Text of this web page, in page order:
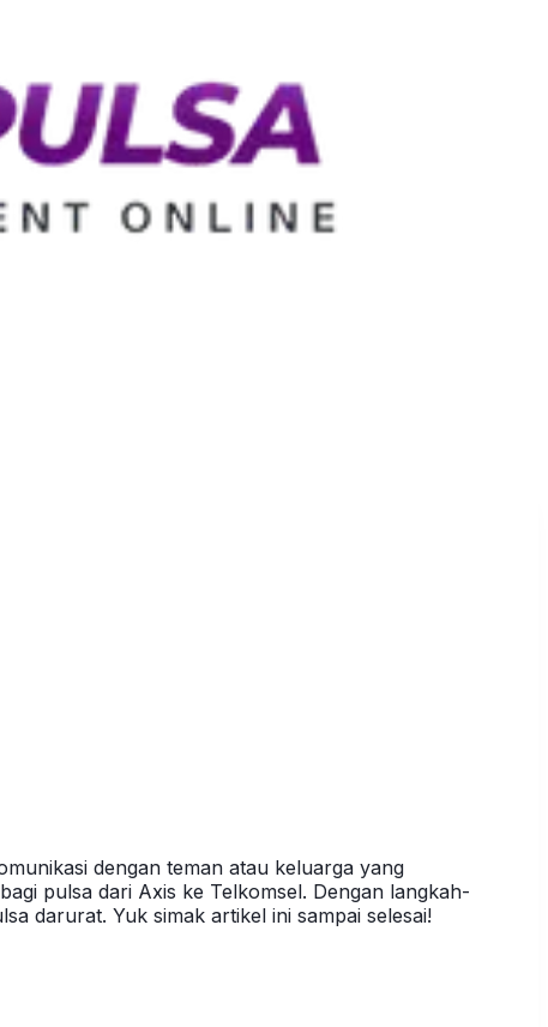
dengan teman atau keluarga yang
pulsa dari Axis ke Telkomsel. Dengan langkah-
darurat. Yuk simak artikel ini sampai selesai!